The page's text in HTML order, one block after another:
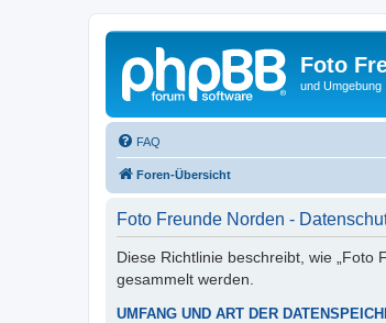
Foto
und Umgebung
FAQ
Foren-Übersicht
Foto Freunde Norden -
Diese Richtlinie beschreibt, wie „Foto
gesammelt werden.
UMFANG UND ART DER